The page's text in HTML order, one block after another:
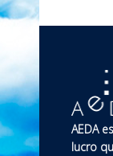
AEDA
lucro